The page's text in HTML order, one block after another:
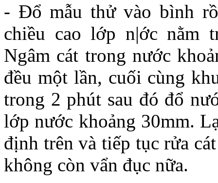
- Đổ mẫu thử vào bình
chiều cao lớp n|ớc nằm
Ngâm cát trong nước
đều một lần, cuối cùng
trong 2 phút sau đó đổ
lớp nước khoảng 30mm.
định trên và tiếp tục rửa
không còn vẩn đục nữa.